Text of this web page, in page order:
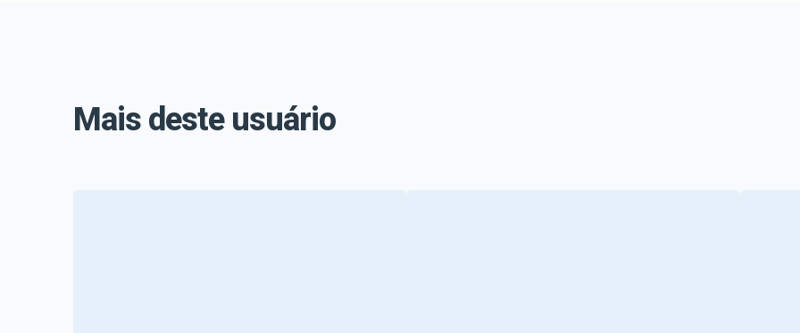
Mais deste usuário